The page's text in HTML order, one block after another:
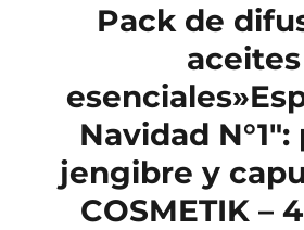
Pack de
aceites
Navidad
jengibre y
COSMETIK –